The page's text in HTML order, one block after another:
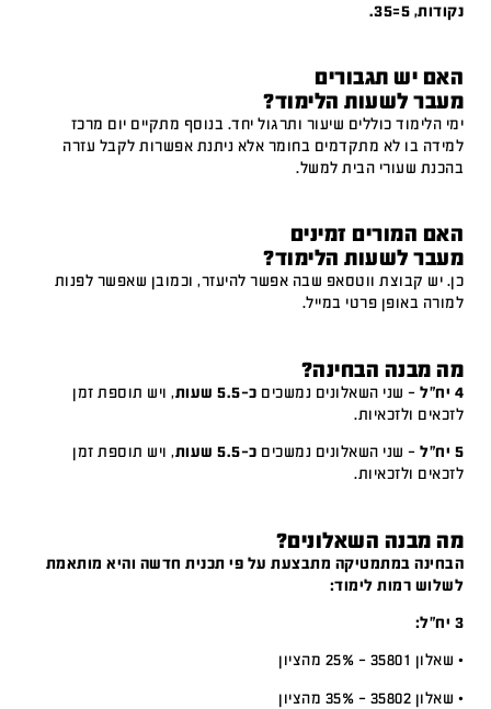
נקודות, 5=35.
האם יש תגבורים
מעבר לשעות הלימוד?
ימי הלימוד כוללים שיעור ותרגול יחד. בנוסף מתקיים יום מרכז
למידה בו לא מתקדמים בחומר אלא ניתנת אפשרות לקבל עזרה
בהכנת שעורי הבית למשל.
האם המורים זמינים
מעבר לשעות הלימוד?
כן. יש קבוצת ווטסאפ שבה אפשר להיעזר, וכמובן שאפשר לפנות
למורה באופן פרטי במייל.
מה מבנה הבחינה?
4 יח"ל – שני השאלונים נמשכים כ-5.5 שעות
, ויש תוספת זמן
לזכאים ולזכאיות.
5 יח"ל – שני השאלונים נמשכים כ-5.5 שעות
, ויש תוספת זמן
לזכאים ולזכאיות.
מה מבנה השאלונים?
הבחינה במתמטיקה מתבצעת על פי תכנית חדשה והיא מותאמת
לשלוש רמות לימוד:
3 יח”ל:
• שאלון 35801 – 25% מהציון
• שאלון 35802 – 35% מהציון